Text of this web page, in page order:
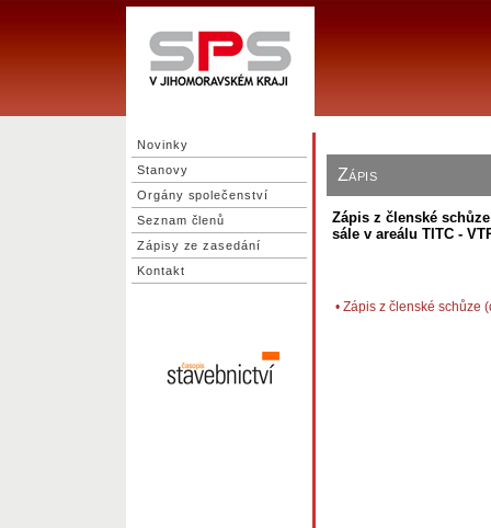
Novinky
Stanovy
Orgány společenství
Seznam členů
Zápisy ze zasedání
Kontakt
Zápis
Zápis z členské
sále v areálu TITC -
• Zápis z členské schůze